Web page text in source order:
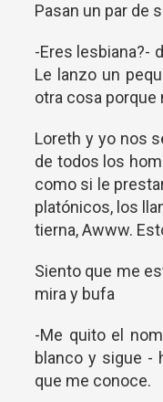
Pasan un par de
-Eres lesbiana?-
Le lanzo un
otra cosa porque
Loreth y yo nos
de todos los
como si le
platónicos, los
tierna, Awww.
Siento que me
mira y bufa
-Me quito el
blanco y sigue -
que me conoce.